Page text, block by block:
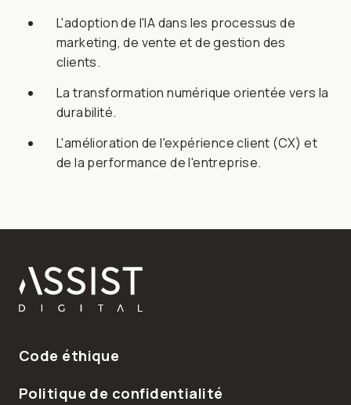
L'adoption de l'IA dans les processus de
marketing, de vente et de gestion des
clients.
La transformation numérique orientée vers la
durabilité.
L'amélioration de l'expérience client (CX) et
de la performance de l'entreprise.
Pied de page
Code éthique
Politique de confidentialité